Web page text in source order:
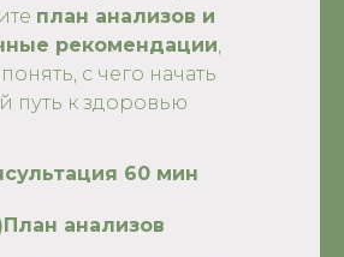
план анализов и
рекомендации,
с чего начать
путь к здоровью
60 мин
анализов